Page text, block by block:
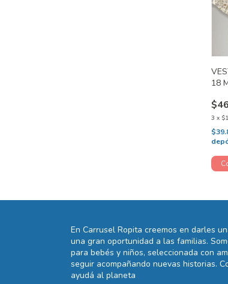
18
3 x
En Carrusel Ropita creemos en darles
una gran oportunidad a las familias.
para bebés y niños, seleccionada con
seguir acompañando nuevas historias.
ayudá al planeta